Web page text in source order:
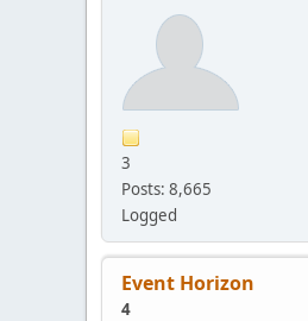
3
Posts: 8,665
Logged
Event Horizon
4